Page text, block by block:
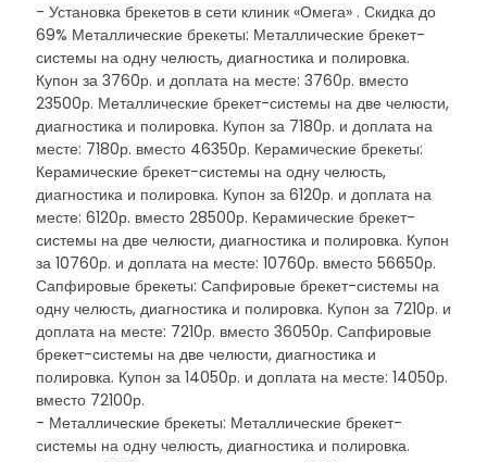
- Установка брекетов в сети клиник «Омега» . Скидка до
69% Металлические брекеты: Металлические брекет-
системы на одну челюсть, диагностика и полировка.
Купон за 3760р. и доплата на месте: 3760р. вместо
23500р. Металлические брекет-системы на две челюсти,
диагностика и полировка. Купон за 7180р. и доплата на
месте: 7180р. вместо 46350р. Керамические брекеты:
Керамические брекет-системы на одну челюсть,
диагностика и полировка. Купон за 6120р. и доплата на
месте: 6120р. вместо 28500р. Керамические брекет-
системы на две челюсти, диагностика и полировка. Купон
за 10760р. и доплата на месте: 10760р. вместо 56650р.
Сапфировые брекеты: Сапфировые брекет-системы на
одну челюсть, диагностика и полировка. Купон за 7210р. и
доплата на месте: 7210р. вместо 36050р. Сапфировые
брекет-системы на две челюсти, диагностика и
полировка. Купон за 14050р. и доплата на месте: 14050р.
вместо 72100р.
- Металлические брекеты: Металлические брекет-
системы на одну челюсть, диагностика и полировка.